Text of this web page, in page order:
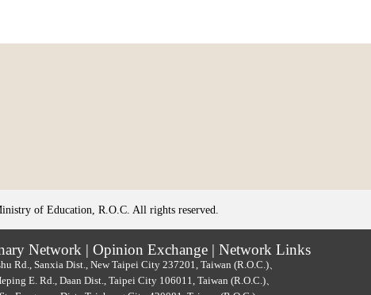
of Education, R.O.C. All rights reserved.
Network | Opinion Exchange | Network Links
Rd., Sanxia Dist., New Taipei City 237201, Taiwan (R.O.C.)、
E. Rd., Daan Dist., Taipei City 106011, Taiwan (R.O.C.)、